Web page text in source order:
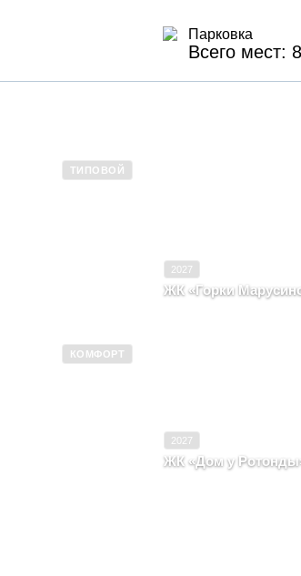
Парковка
Всего мест:
ТИПОВОЙ
2027
ЖК «Горки
КОМФОРТ
2027
ЖК «Дом у